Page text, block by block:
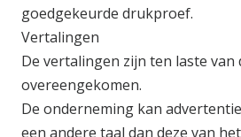
goedgekeurde drukproef.
Vertalingen
De vertalingen zijn ten laste
overeengekomen.
De onderneming kan
een andere taal dan deze van